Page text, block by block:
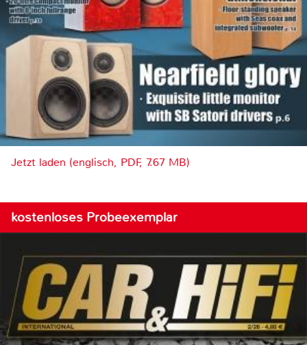
Jetzt laden (englisch, PDF, 7.67 MB)
kostenloses Probeexemplar